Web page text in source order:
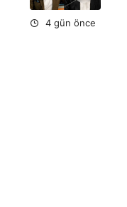
4 gün önce